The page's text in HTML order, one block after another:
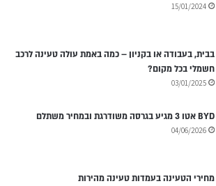
15/01/2024
בבית, בעבודה או בקניון – כמה באמת עולה טעינה לרכב
חשמלי בכל מקום?
03/01/2025
BYD אטו 3 מגיע בגרסה משודרגת ובמחיר משתלם
04/06/2026
מחירי הטעינה בעמדות טעינה מהירות